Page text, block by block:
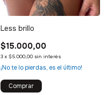
Less brillo
$15.000,00
3 x $5.000,00 sin interés
¡No te lo pierdas, es el último!